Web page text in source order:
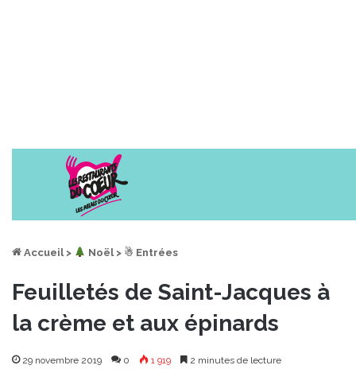
Accueil > ︎ Noël > ☃ Entrées
Feuilletés de Saint-Jacques à
la crème et aux épinards
29 novembre 2019 0 1 919 2 minutes de lecture